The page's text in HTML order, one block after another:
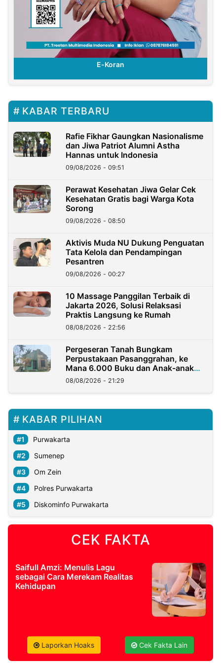
E-Koran
KABAR TERBARU
Rafie Fikhar Gaungkan Nasionalisme
dan Jiwa Patriot Alumni Astha
Hannas untuk Indonesia
09/08/2026 - 09:51
Perawat Kesehatan Jiwa Gelar Cek
Kesehatan Gratis bagi Warga Kota
Sorong
09/08/2026 - 08:50
Aktivis Muda NU Dukung Penguatan
Tata Kelola dan Pendampingan
Pesantren
09/08/2026 - 00:27
10 Massage Panggilan Terbaik di
Jakarta 2026, Solusi Relaksasi
Praktis Langsung ke Rumah
08/08/2026 - 22:56
Pergeseran Tanah Bungkam
Perpustakaan Pasanggrahan, ke
Mana 6.000 Buku dan Anak-anak
Kini?
08/08/2026 - 21:29
KABAR PILIHAN
Purwakarta
Sumenep
Om Zein
Polres Purwakarta
Diskominfo Purwakarta
CEK FAKTA
Saifull Amzi: Menulis Lagu
sebagai Cara Merekam Realitas
Kehidupan
Laporkan Hoaks Cek Fakta Lain